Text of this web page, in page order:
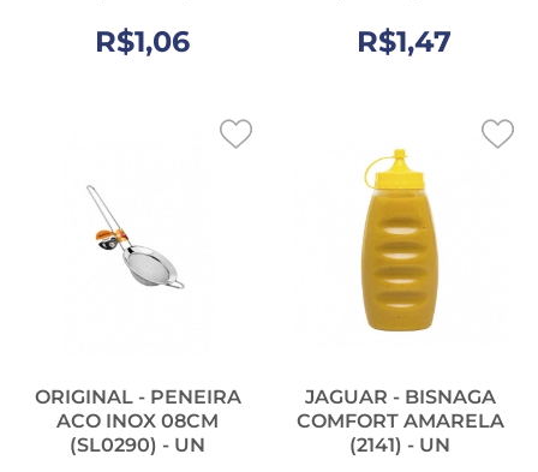
R$1,06 R$1,47
ORIGINAL - PENEIRA
ACO INOX 08CM
(SL0290) - UN
JAGUAR - BISNAGA
COMFORT AMARELA
(2141) - UN